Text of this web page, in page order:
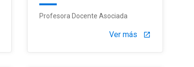
Profesora Docente Asociada
Ver más launch